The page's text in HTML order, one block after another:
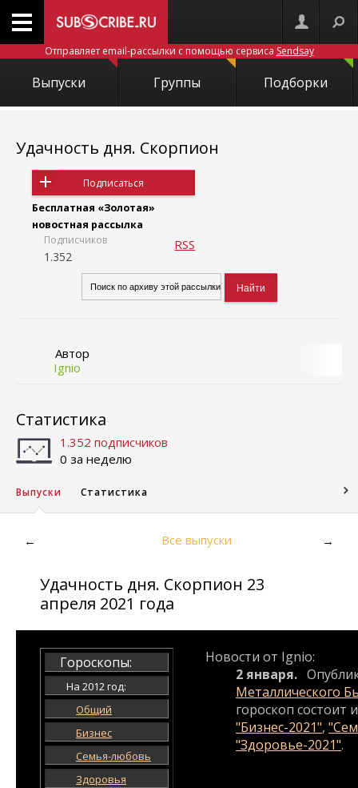
Отправляет email-рассылки с помощью сервиса Sendsay
Выпуски Группы Подборки
Удачность дня. Скорпион
Подписаться
Бесплатная «Золотая»
новостная рассылка
Подписчиков
1.352
RSS
Автор
Ignio
Статистика
1.352 подписчиков
0 за неделю
Выпуски Статистика
← Все выпуски →
Удачность дня. Скорпион 23
апреля 2021 года
Гороскопы:
На 2012 год:
Общий
Бизнес
Семья-любовь
Здоровья
Новости от Ignio:
2 января.
Металлического
гороскоп состоит
"Бизнес-2021",
"Здоровье-2021".